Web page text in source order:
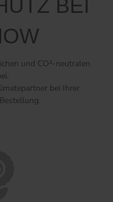
BEI
und CO²-neutralen
bei Ihrer